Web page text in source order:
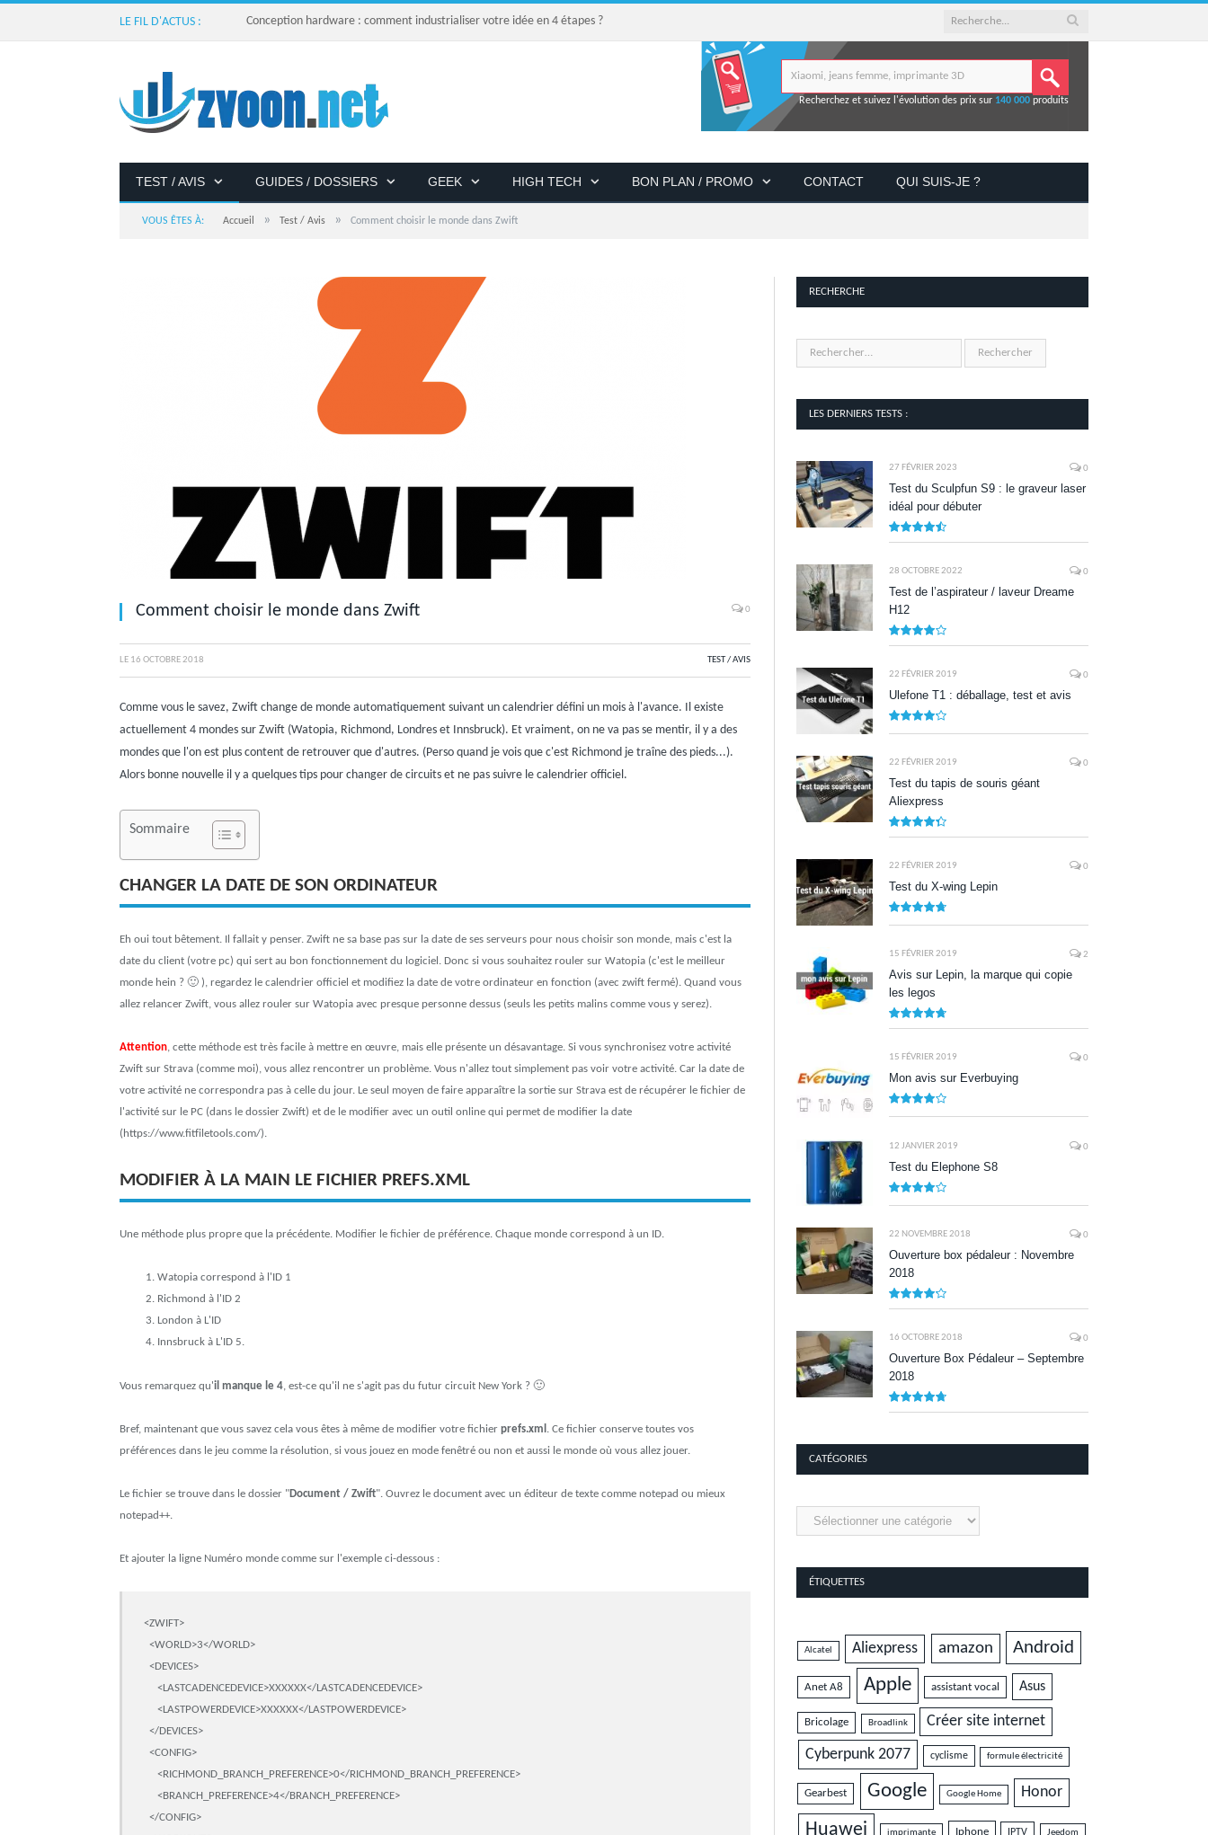
LE FIL D'ACTUS : Conception hardware : comment industrialiser votre idée en 4 étapes ?
Recherchez et suivez l'évolution des prix sur 140 000 produits
TEST / AVIS GUIDES / DOSSIERS GEEK HIGH TECH BON PLAN / PROMO CONTACT QUI SUIS-JE ?
VOUS ÊTES À: Accueil » Test / Avis » Comment choisir le monde dans Zwift
Comment choisir le monde dans Zwift 0
LE 16 OCTOBRE 2018 TEST / AVIS
Comme vous le savez, Zwift change de monde automatiquement suivant un calendrier défini un mois à l'avance. Il existe
actuellement 4 mondes sur Zwift (Watopia, Richmond, Londres et Innsbruck). Et vraiment, on ne va pas se mentir, il y a des
mondes que l'on est plus content de retrouver que d'autres. (Perso quand je vois que c'est Richmond je traîne des pieds...).
Alors bonne nouvelle il y a quelques tips pour changer de circuits et ne pas suivre le calendrier officiel.
Sommaire
CHANGER LA DATE DE SON ORDINATEUR
Eh oui tout bêtement. Il fallait y penser. Zwift ne sa base pas sur la date de ses serveurs pour nous choisir son monde, mais c'est la
date du client (votre pc) qui sert au bon fonctionnement du logiciel. Donc si vous souhaitez rouler sur Watopia (c'est le meilleur
monde hein ? 🙂 ), regardez le calendrier officiel et modifiez la date de votre ordinateur en fonction (avec zwift fermé). Quand vous
allez relancer Zwift, vous allez rouler sur Watopia avec presque personne dessus (seuls les petits malins comme vous y serez).
Attention, cette méthode est très facile à mettre en œuvre, mais elle présente un désavantage. Si vous synchronisez votre activité
Zwift sur Strava (comme moi), vous allez rencontrer un problème. Vous n'allez tout simplement pas voir votre activité. Car la date de
votre activité ne correspondra pas à celle du jour. Le seul moyen de faire apparaître la sortie sur Strava est de récupérer le fichier de
l'activité sur le PC (dans le dossier Zwift) et de le modifier avec un outil online qui permet de modifier la date
(https://www.fitfiletools.com/).
MODIFIER À LA MAIN LE FICHIER PREFS.XML
Une méthode plus propre que la précédente. Modifier le fichier de préférence. Chaque monde correspond à un ID.
Watopia correspond à l'ID 1
Richmond à l'ID 2
London à L'ID
Innsbruck à L'ID 5.
Vous remarquez qu'il manque le 4 , est-ce qu'il ne s'agit pas du futur circuit New York ? 🙂
Bref, maintenant que vous savez cela vous êtes à même de modifier votre fichier prefs.xml . Ce fichier conserve toutes vos
préférences dans le jeu comme la résolution, si vous jouez en mode fenêtré ou non et aussi le monde où vous allez jouer.
Le fichier se trouve dans le dossier "Document / Zwift". Ouvrez le document avec un éditeur de texte comme notepad ou mieux
notepad++.
Et ajouter la ligne Numéro monde comme sur l'exemple ci-dessous :
<ZWIFT>
  <WORLD>3</WORLD>
  <DEVICES>
     <LASTCADENCEDEVICE>XXXXXX</LASTCADENCEDEVICE>
     <LASTPOWERDEVICE>XXXXXX</LASTPOWERDEVICE>
  </DEVICES>
  <CONFIG>
     <RICHMOND_BRANCH_PREFERENCE>0</RICHMOND_BRANCH_PREFERENCE>
     <BRANCH_PREFERENCE>4</BRANCH_PREFERENCE>
  </CONFIG>
RECHERCHE
LES DERNIERS TESTS :
27 FÉVRIER 2023 0
Test du Sculpfun S9 : le graveur laser
idéal pour débuter
28 OCTOBRE 2022 0
Test de l’aspirateur / laveur Dreame
H12
22 FÉVRIER 2019 0
Ulefone T1 : déballage, test et avis
22 FÉVRIER 2019 0
Test du tapis de souris géant
Aliexpress
22 FÉVRIER 2019 0
Test du X-wing Lepin
15 FÉVRIER 2019 2
Avis sur Lepin, la marque qui copie
les legos
15 FÉVRIER 2019 0
Mon avis sur Everbuying
12 JANVIER 2019 0
Test du Elephone S8
22 NOVEMBRE 2018 0
Ouverture box pédaleur : Novembre
2018
16 OCTOBRE 2018 0
Ouverture Box Pédaleur – Septembre
2018
CATÉGORIES
Catégories
ÉTIQUETTES
Alcatel Aliexpress amazon Android
Anet A8 Apple assistant vocal Asus
Bricolage Broadlink Créer site internet
Cyberpunk 2077 cyclisme formule électricité
Gearbest Google Google Home Honor
Huawei imprimante Iphone IPTV Jeedom